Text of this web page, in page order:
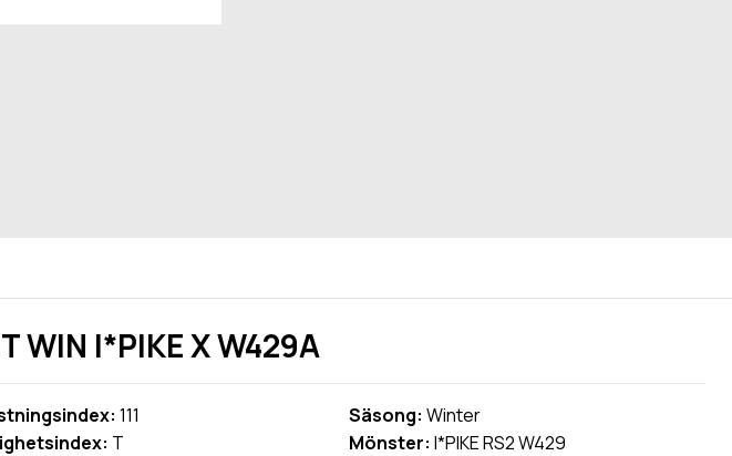
WIN I*PIKE X W429A
111
T
Säsong: Winter
Mönster: I*PIKE RS2 W429